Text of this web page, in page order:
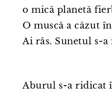
o mică planetă
O muscă a căzut
Ai râs. Sunetul s⁠-⁠
Aburul s⁠-⁠a ridicat